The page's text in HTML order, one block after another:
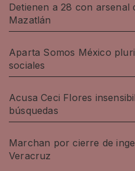
Detienen a 28 con arsenal
Mazatlán
Aparta Somos México
sociales
Acusa Ceci Flores
búsquedas
Marchan por cierre de
Veracruz